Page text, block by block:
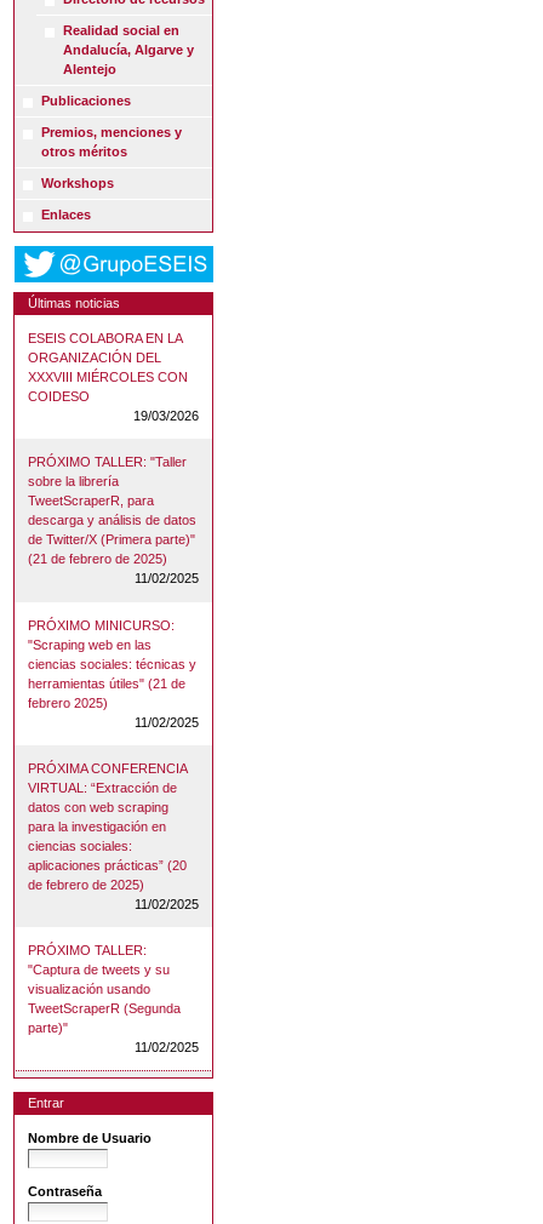
Realidad social en
Andalucía, Algarve y
Alentejo
Publicaciones
Premios, menciones y
otros méritos
Workshops
Enlaces
Últimas noticias
ESEIS COLABORA EN LA
ORGANIZACIÓN DEL
XXXVIII MIÉRCOLES CON
COIDESO
19/03/2026
PRÓXIMO TALLER: "Taller
sobre la librería
TweetScraperR, para
descarga y análisis de datos
de Twitter/X (Primera parte)"
(21 de febrero de 2025)
11/02/2025
PRÓXIMO MINICURSO:
"Scraping web en las
ciencias sociales: técnicas y
herramientas útiles" (21 de
febrero 2025)
11/02/2025
PRÓXIMA CONFERENCIA
VIRTUAL: “Extracción de
datos con web scraping
para la investigación en
ciencias sociales:
aplicaciones prácticas” (20
de febrero de 2025)
11/02/2025
PRÓXIMO TALLER:
"Captura de tweets y su
visualización usando
TweetScraperR (Segunda
parte)"
11/02/2025
Entrar
Nombre de Usuario
Contraseña